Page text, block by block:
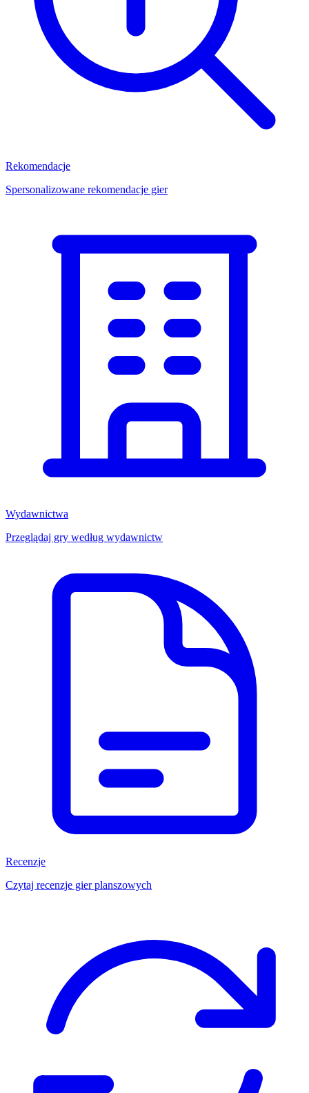
Rekomendacje
Spersonalizowane rekomendacje gier
Wydawnictwa
Przeglądaj gry według wydawnictw
Recenzje
Czytaj recenzje gier planszowych